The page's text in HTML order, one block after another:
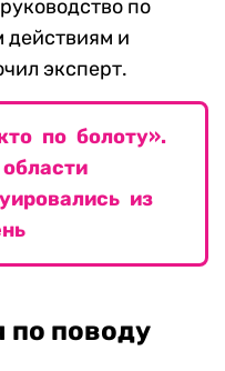
по
действиям и
эксперт.
по болоту».
из
по поводу